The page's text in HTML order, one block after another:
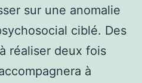
sur une anomalie
ciblé. Des
réaliser deux fois
à